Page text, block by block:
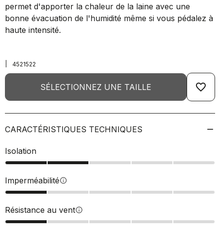
permet d'apporter la chaleur de la laine avec une
bonne évacuation de l'humidité même si vous pédalez à
haute intensité.
4521522
SÉLECTIONNEZ UNE TAILLE favorite_border
CARACTÉRISTIQUES TECHNIQUES
Isolation
Imperméabilitéinfo
Résistance au ventinfo